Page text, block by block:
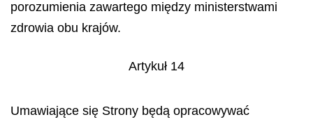
porozumienia zawartego między ministerstwami
zdrowia obu krajów.
Artykuł 14
Umawiające się Strony będą opracowywać